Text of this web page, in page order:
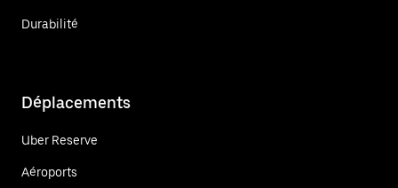
Durabilité
Déplacements
Uber Reserve
Aéroports